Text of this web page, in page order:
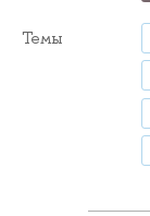
Темы